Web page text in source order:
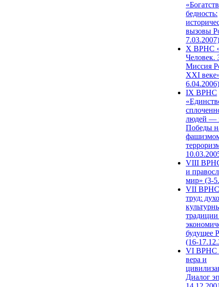
бедность:
вызовы
7.03.2007)
X ВРНС
Человек.
Миссия
XXI
6.04.2006)
IX ВРНС
людей —
Победы
VIII
и
мир» (3-
VII ВРНС
труд:
будущее
(16-
VI ВРНС
вера и
Диалог